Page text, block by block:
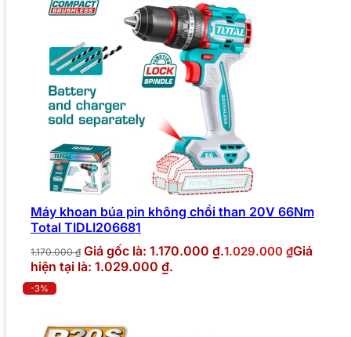
Máy khoan búa pin không chổi than 20V 66Nm
Total TIDLI206681
1.170.000₫ Giá gốc là: 1.170.000 ₫.1.029.000 ₫Giá
hiện tại là: 1.029.000 ₫.
-3%